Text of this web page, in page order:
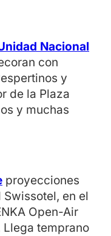
Nacional
con
y
de la Plaza
y muchas
proyecciones
en el
Open-Air
Llega temprano